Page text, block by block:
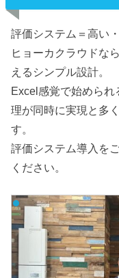
評価システム＝高い
ヒョーカクラウドな
えるシンプル設計。
Excel感覚で始めら
理が同時に実現と多
す。
評価システム導入を
ください。